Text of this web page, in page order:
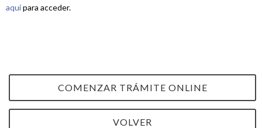
aquípara acceder.
COMENZAR TRÁMITE ONLINE
VOLVER